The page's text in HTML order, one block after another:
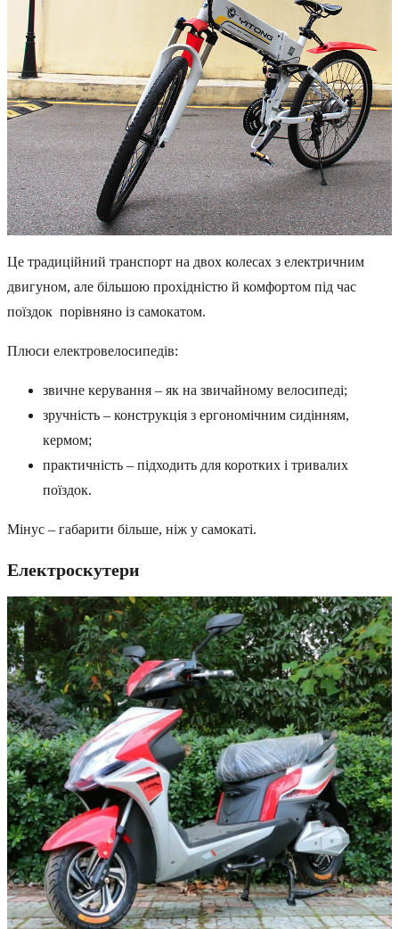
Це традиційний транспорт на двох колесах з електричним
двигуном, але більшою прохідністю й комфортом під час
поїздок порівняно із самокатом.
Плюси електровелосипедів:
звичне керування – як на звичайному велосипеді;
зручність – конструкція з ергономічним сидінням,
кермом;
практичність – підходить для коротких і тривалих
поїздок.
Мінус – габарити більше, ніж у самокаті.
Електроскутери